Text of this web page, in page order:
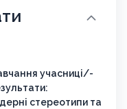
учасниці/-
стереотипи та